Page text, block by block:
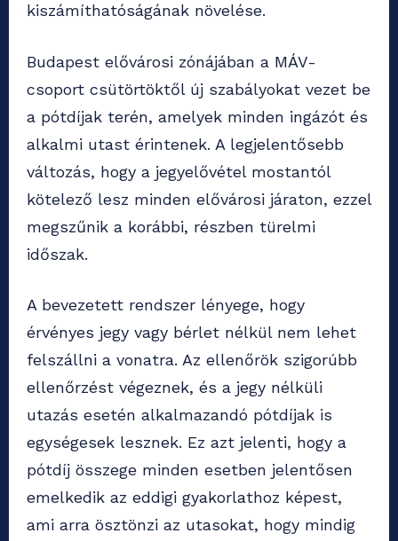
kiszámíthatóságának növelése.
Budapest elővárosi zónájában a MÁV-
csoport csütörtöktől új szabályokat vezet be
a pótdíjak terén, amelyek minden ingázót és
alkalmi utast érintenek. A legjelentősebb
változás, hogy a jegyelővétel mostantól
kötelező lesz minden elővárosi járaton, ezzel
megszűnik a korábbi, részben türelmi
időszak.
A bevezetett rendszer lényege, hogy
érvényes jegy vagy bérlet nélkül nem lehet
felszállni a vonatra. Az ellenőrök szigorúbb
ellenőrzést végeznek, és a jegy nélküli
utazás esetén alkalmazandó pótdíjak is
egységesek lesznek. Ez azt jelenti, hogy a
pótdíj összege minden esetben jelentősen
emelkedik az eddigi gyakorlathoz képest,
ami arra ösztönzi az utasokat, hogy mindig